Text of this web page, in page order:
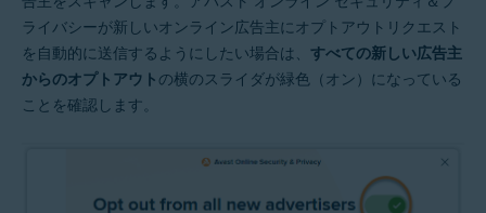
ライバシーが新しいオンライン広告主にオプトアウトリクエスト
を自動的に送信するようにしたい場合は、 すべての新しい広告主
からのオプトアウト の横のスライダが緑色（オン）になっている
ことを確認します。